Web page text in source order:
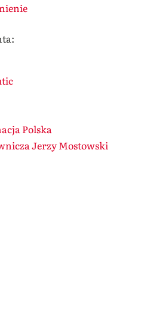
Polska
Jerzy Mostowski